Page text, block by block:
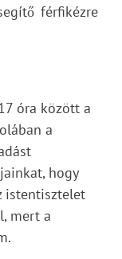
férfikézre
óra között a
a
hogy
istentisztelet
mert a